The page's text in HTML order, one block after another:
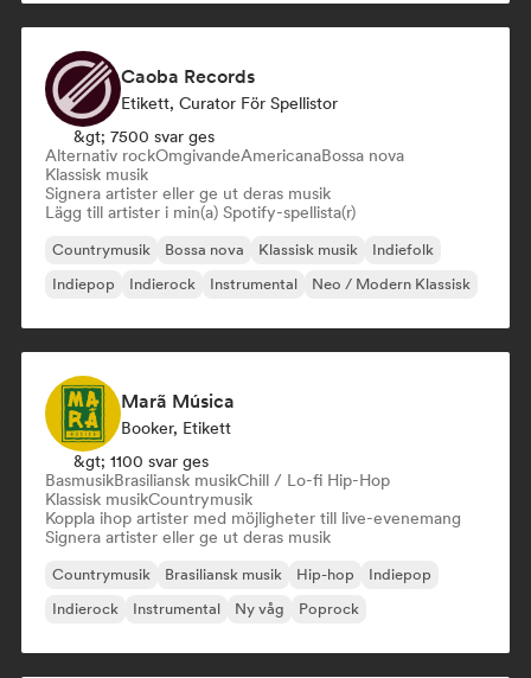
Caoba Records
Etikett, Curator För Spellistor
&gt; 7500 svar ges
Alternativ rockOmgivandeAmericanaBossa nova
Klassisk musik
Signera artister eller ge ut deras musik
Lägg till artister i min(a) Spotify-spellista(r)
Countrymusik Bossa nova Klassisk musik
Indiefolk
Indiepop
Indierock Instrumental Neo / Modern Klassisk
Marã Música
Booker, Etikett
&gt; 1100 svar ges
BasmusikBrasiliansk musikChill / Lo-fi Hip-Hop
Klassisk musikCountrymusik
Koppla ihop artister med möjligheter till live-evenemang
Signera artister eller ge ut deras musik
Countrymusik Brasiliansk musik Hip-hop
Indiepop
Indierock
Instrumental Ny våg Poprock